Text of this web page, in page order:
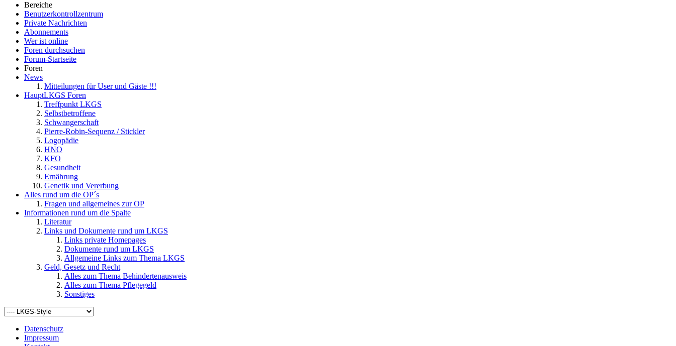
Bereiche
Benutzerkontrollzentrum
Private Nachrichten
Abonnements
Wer ist online
Foren durchsuchen
Forum-Startseite
Foren
News
Mitteilungen für User und Gäste !!!
HauptLKGS Foren
Treffpunkt LKGS
Selbstbetroffene
Schwangerschaft
Pierre-Robin-Sequenz / Stickler
Logopädie
HNO
KFO
Gesundheit
Ernährung
Genetik und Vererbung
Alles rund um die OP´s
Fragen und allgemeines zur OP
Informationen rund um die Spalte
Literatur
Links und Dokumente rund um LKGS
Links private Homepages
Dokumente rund um LKGS
Allgemeine Links zum Thema LKGS
Geld, Gesetz und Recht
Alles zum Thema Behindertenausweis
Alles zum Thema Pflegegeld
Sonstiges
Datenschutz
Impressum